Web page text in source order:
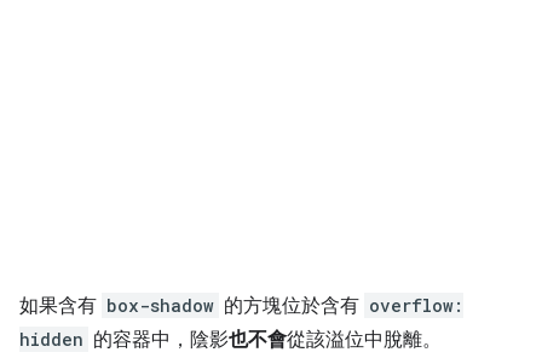
如果含有 box-shadow 的方塊位於含有 overflow:
hidden 的容器中，陰影也不會從該溢位中脫離。